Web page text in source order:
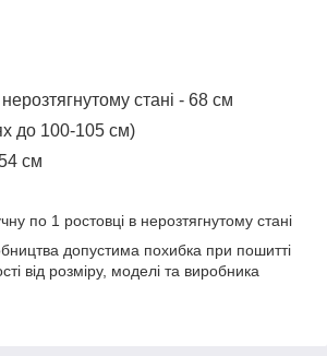
стані - 68 см
до 100-105 см)
см
по 1 ростовці в нерозтягнутому стані
допустима похибка при пошитті
від розміру, моделі та виробника